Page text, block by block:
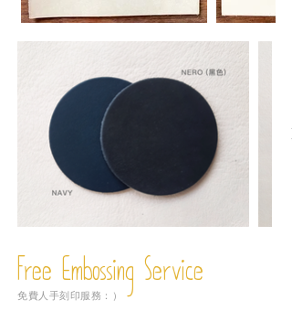
Free Embossing Service
免費人手刻印服務：）